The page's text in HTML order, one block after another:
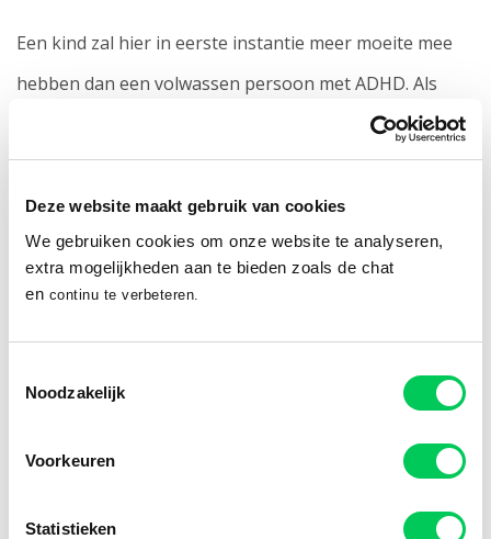
Deze website maakt gebruik van cookies
We gebruiken cookies om onze website te analyseren,
extra mogelijkheden aan te bieden zoals de chat
en continu te verbeteren.
Noodzakelijk
Voorkeuren
Statistieken
Een kind zal hier in eerste instantie meer moeite mee
hebben dan een volwassen persoon met ADHD. Als
kind zijn er namelijk veel dingen die je nog moet leren
op persoonlijk en sociaal gebied. Hyperactief gedrag en
impulsiviteit kunnen zorgen voor gedragsproblemen.
Andere kinderen, jongeren, leerkrachten en ouders
kunnen zich storen aan het gedrag en soms met de
ADHD kan daardoor vaak kritiek ontvangen van zijn
omgeving en hierdoor het gevoel krijgen te worden
effect op het zelfbeeld.